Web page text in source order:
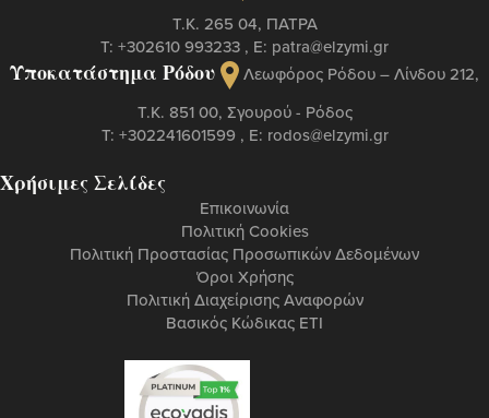
Τ.Κ. 265 04, ΠΑΤΡΑ
Τ: +302610 993233 , Ε: patra@elzymi.gr
Υποκατάστημα Ρόδου
Λεωφόρος Ρόδου – Λίνδου 212,
T.K. 851 00, Σγουρού - Ρόδος
Τ: +302241601599 , Ε: rodos@elzymi.gr
Χρήσιμες Σελίδες
Επικοινωνία
Πολιτική Cookies
Πολιτική Προστασίας Προσωπικών Δεδομένων
Όροι Χρήσης
Πολιτική Διαχείρισης Αναφορών
Βασικός Κώδικας ETI